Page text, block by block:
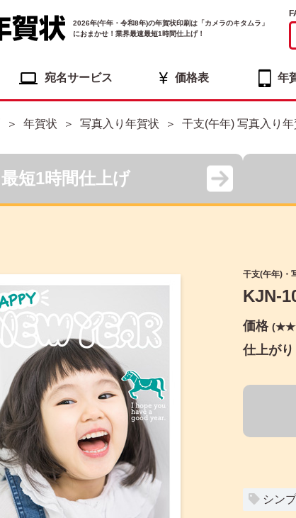
2026年(午年・令和8年)の年賀状印刷は「カメラのキタムラ」
におまかせ！業界最速最短1時間仕上げ！
宛名サービス 価格表 年
年賀状 写真入り年賀状 干支(午年) 写真入り年
最短1時間仕上げ
干支(午年)・
KJN-
価格
仕上がり
シン